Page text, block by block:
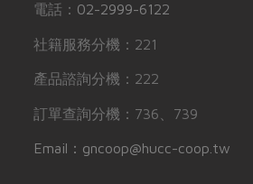
電話： 02-2999-6122
社籍服務分機：221
產品諮詢分機：222
訂單查詢分機：736、739
Email：gncoop@hucc-coop.tw